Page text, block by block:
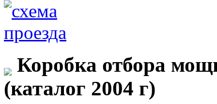
Коробка отбора
(каталог 2004 г)